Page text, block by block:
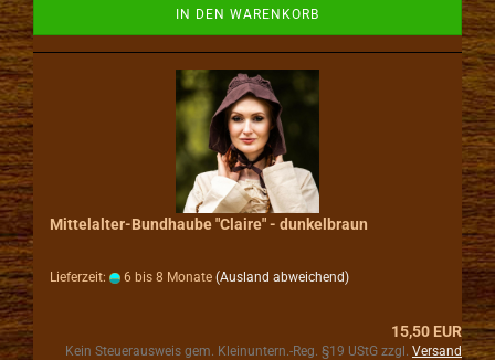
IN DEN WARENKORB
Mittelalter-Bundhaube "Claire" - dunkelbraun
Lieferzeit: 6 bis 8 Monate (Ausland abweichend)
15,50 EUR
Kein Steuerausweis gem. Kleinuntern.-Reg. §19 UStG zzgl. Versand